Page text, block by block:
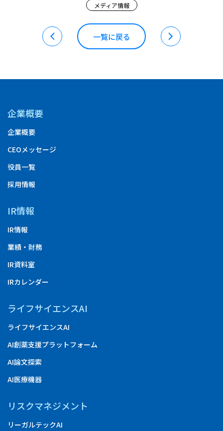
メディア情報
一覧に戻る
企業概要
企業概要
CEOメッセージ
役員一覧
採用情報
IR情報
IR情報
業績・財務
IR資料室
IRカレンダー
ライフサイエンスAI
ライフサイエンスAI
AI創薬支援プラットフォーム
AI論文探索
AI医療機器
リスクマネジメント
リーガルテックAI